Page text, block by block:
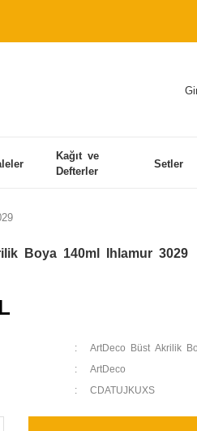
Kağıt ve
Defterler
Setler
Boya 140ml Ihlamur 3029
ArtDeco Büst Akrilik
ArtDeco
CDATUJKUXS